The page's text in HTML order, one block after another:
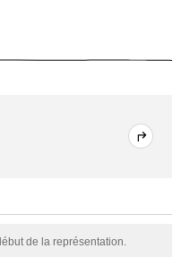
de la représentation.